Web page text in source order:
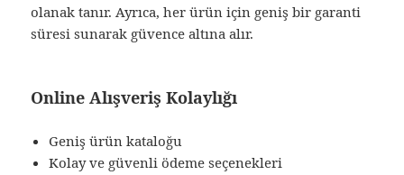
olanak tanır. Ayrıca, her ürün için geniş bir garanti
süresi sunarak güvence altına alır.
Online Alışveriş Kolaylığı
Geniş ürün kataloğu
Kolay ve güvenli ödeme seçenekleri